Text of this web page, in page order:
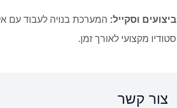
ביצועים וסקייל: המערכת בנויה לעבוד עם
סטודיו מקצועי לאורך זמן.
צור קשר